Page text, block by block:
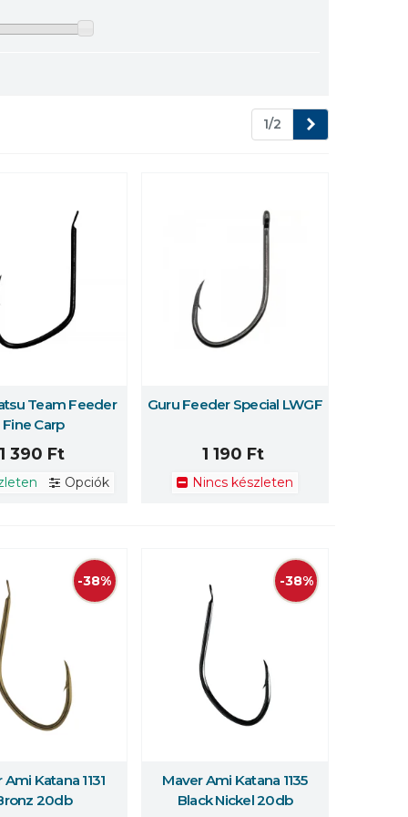
1/2
errőlTeam Feeder
Fine Carp
1 390 Ft
Opciók
Többet erről
Guru Feeder Special LWGF
1 190 Ft
Nincs készleten
-38%
errőlKatana 1131
20db
-38%
Többet erről
Maver Ami Katana 1135
Black Nickel 20db